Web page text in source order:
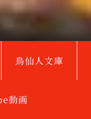
鳥仙人文庫
動画